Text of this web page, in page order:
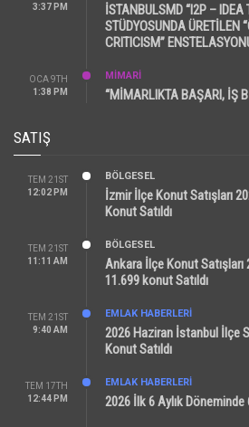
3:37 PM
İSTANBULSMD “I2P – IDEA
STÜDYOSUNDA ÜRETİLEN
CRITICISM”
OCA 9TH
1:38 PM
MİMARİ
“MİMARLIKTA BAŞARI, İŞ
SATIŞ
TEM 21ST
12:02 PM
BÖLGESEL
İzmir İlçe Konut Satışları
Konut Satıldı
TEM 21ST
11:11 AM
BÖLGESEL
Ankara İlçe Konut Satışları
11.699 konut Satıldı
TEM 21ST
9:40 AM
EMLAK HABERLERI
2026 Haziran İstanbul İlçe
Konut Satıldı
TEM 17TH
12:44 PM
EMLAK HABERLERI
2026 İlk 6 Aylık Döneminde